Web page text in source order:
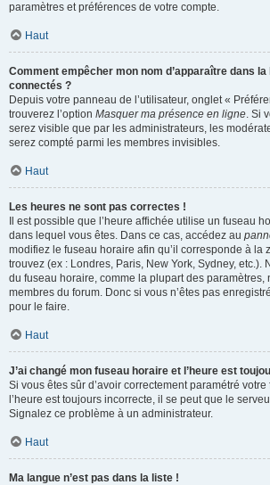
paramètres et préférences de votre compte.
Haut
Comment empêcher mon nom d’apparaître dans
connectés ?
Depuis votre panneau de l’utilisateur, onglet «
trouverez l’option Masquer ma présence en ligne. Si
serez visible que par les administrateurs, les
serez compté parmi les membres invisibles.
Haut
Les heures ne sont pas correctes !
Il est possible que l’heure affichée utilise un fuseau
dans lequel vous êtes. Dans ce cas, accédez au
modifiez le fuseau horaire afin qu’il corresponde à la
trouvez (ex : Londres, Paris, New York, Sydney, etc.).
du fuseau horaire, comme la plupart des paramètres,
membres du forum. Donc si vous n’êtes pas
pour le faire.
Haut
J’ai changé mon fuseau horaire et l’heure est
Si vous êtes sûr d’avoir correctement paramétré
l’heure est toujours incorrecte, il se peut que le
Signalez ce problème à un administrateur.
Haut
Ma langue n’est pas dans la liste !